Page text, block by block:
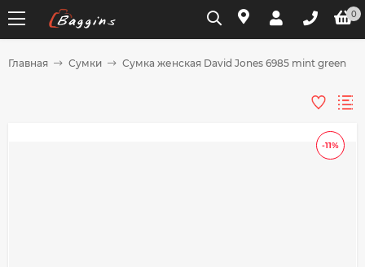
0
Главная Сумки Сумка женская David Jones 6985 mint green
-11%